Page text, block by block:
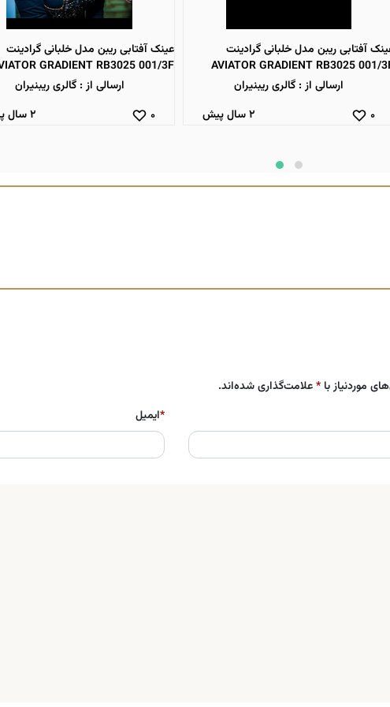
آفتابی ریبن مدل خلبانی گرادینت
AVIATOR GRADIENT RB3025 001/
ارسالی از : گالری ریبنیران
۰
۲ سال پیش
عینک آفتابی ریبن مدل خلبانی گرادینت
GRADIENT RB3025 001/3F
ارسالی از : گالری ریبنیران
۰
۲ سال پیش
موردنیاز با *علامت‌گذاری شده‌اند.
*ایمیل